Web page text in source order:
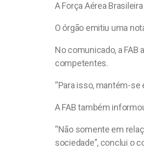
es
ky
ce
b
o
o
at
s
A
p
A Força Aérea
O órgão emitiu uma
No comunicado, a FAB
competentes.
“Para isso, mantém-
A FAB também
“Não somente em
sociedade”, conclui o